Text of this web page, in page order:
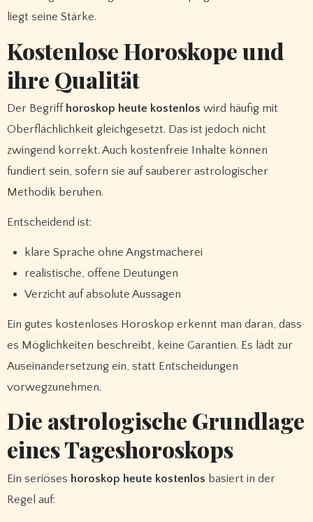
liegt seine Stärke.
Kostenlose Horoskope und
ihre Qualität
Der Begriff horoskop heute kostenlos wird häufig mit
Oberflächlichkeit gleichgesetzt. Das ist jedoch nicht
zwingend korrekt. Auch kostenfreie Inhalte können
fundiert sein, sofern sie auf sauberer astrologischer
Methodik beruhen.
Entscheidend ist:
klare Sprache ohne Angstmacherei
realistische, offene Deutungen
Verzicht auf absolute Aussagen
Ein gutes kostenloses Horoskop erkennt man daran, dass
es Möglichkeiten beschreibt, keine Garantien. Es lädt zur
Auseinandersetzung ein, statt Entscheidungen
vorwegzunehmen.
Die astrologische Grundlage
eines Tageshoroskops
Ein seriöses horoskop heute kostenlos basiert in der
Regel auf: